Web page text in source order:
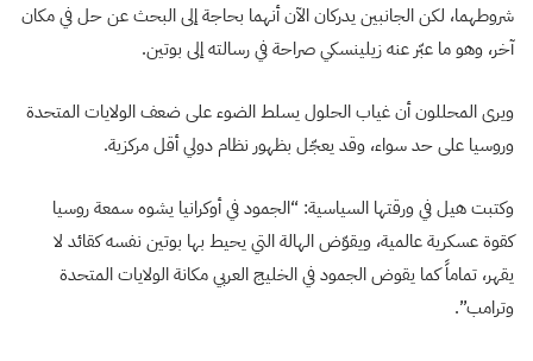
شروطهما، لكن الجانبين يدركان الآن أنهما بحاجة إلى البحث عن حل في مكان
آخر، وهو ما عبّر عنه زيلينسكي صراحة في رسالته إلى بوتين.
ويرى المحللون أن غياب الحلول يسلط الضوء على ضعف الولايات المتحدة
وروسيا على حد سواء، وقد يعجّل بظهور نظام دولي أقل مركزية.
وكتبت هيل في ورقتها السياسية: “الجمود في أوكرانيا يشوه سمعة روسيا
كقوة عسكرية عالمية، ويقوّض الهالة التي يحيط بها بوتين نفسه كقائد لا
يقهر، تماماً كما يقوض الجمود في الخليج العربي مكانة الولايات المتحدة
وترامب”.